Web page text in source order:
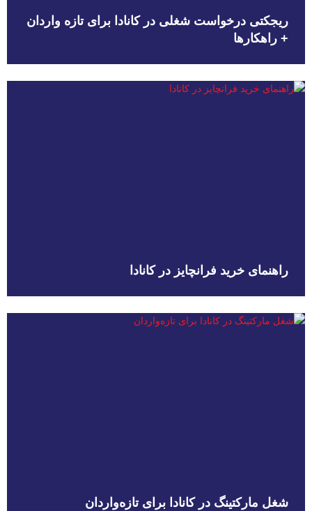
ریجکتی درخواست شغلی در کانادا برای تازه واردان
+ راهکارها
راهنمای خرید فرانچایز در کانادا
شغل مارکتینگ در کانادا برای تازه‌واردان